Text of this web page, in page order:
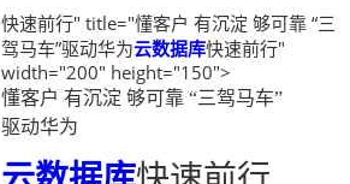
快速前行" title="懂客户 有沉淀 够可靠 “三
驾马车”驱动华为云数据库快速前行"
width="200" height="150">
懂客户 有沉淀 够可靠 “三驾马车”
驱动华为